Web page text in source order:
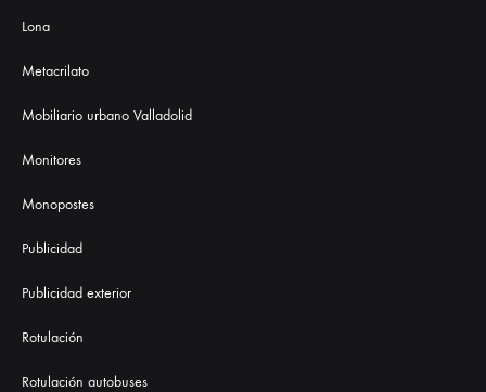
Lona
Metacrilato
Mobiliario urbano Valladolid
Monitores
Monopostes
Publicidad
Publicidad exterior
Rotulación
Rotulación autobuses